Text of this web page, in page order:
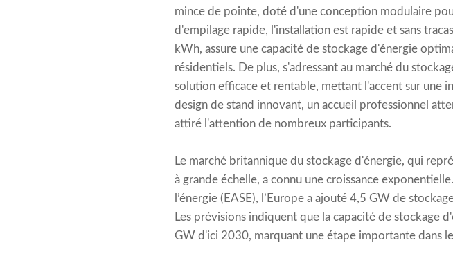
mince de pointe, doté d'une conception modulaire
d'empilage rapide, l'installation est rapide et sans
kWh, assure une capacité de stockage d'énergie
résidentiels. De plus, s'adressant au marché du
solution efficace et rentable, mettant l'accent sur une
design de stand innovant, un accueil professionnel
attiré l'attention de nombreux participants.
Le marché britannique du stockage d'énergie, qui
à grande échelle, a connu une croissance
l’énergie (EASE), l’Europe a ajouté 4,5 GW de
Les prévisions indiquent que la capacité de stockage
GW d'ici 2030, marquant une étape importante dans